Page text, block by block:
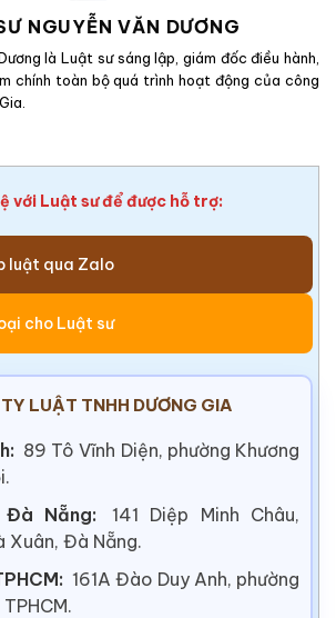
NGUYỄN VĂN DƯƠNG
là Luật sư sáng lập, giám đốc điều hành,
chính toàn bộ quá trình hoạt động của công
với Luật sư để được hỗ trợ:
luật qua Zalo
cho Luật sư
LUẬT TNHH DƯƠNG GIA
89 Tô Vĩnh Diện, phường Khương
Đà Nẵng:
141 Diệp Minh Châu,
Xuân, Đà Nẵng.
161A Đào Duy Anh, phường